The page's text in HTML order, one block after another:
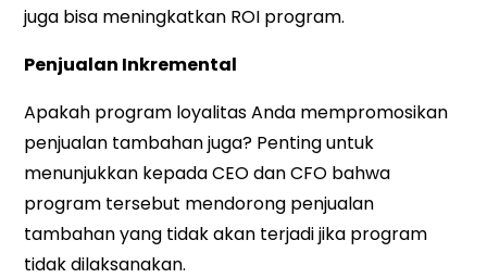
juga bisa meningkatkan ROI program.
Penjualan Inkremental
Apakah program loyalitas Anda mempromosikan
penjualan tambahan juga? Penting untuk
menunjukkan kepada CEO dan CFO bahwa
program tersebut mendorong penjualan
tambahan yang tidak akan terjadi jika program
tidak dilaksanakan.